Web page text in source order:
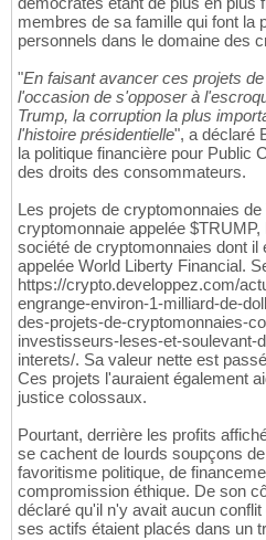
membres de sa famille qui font la
personnels dans le domaine des
"En faisant avancer ces projets
l'occasion de s'opposer à
Trump, la corruption la plus
l'histoire présidentielle", a déclaré
la politique financière pour Public
des droits des consommateurs.
Les projets de cryptomonnaies
cryptomonnaie appelée
société de cryptomonnaies dont il
appelée World Liberty Financial.
https://crypto.developpez.com/
engrange-environ-1-milliard-de-
des-projets-de-cryptomonnaies-
investisseurs-leses-et-soulevant-
interets/. Sa valeur nette est
Ces projets l'auraient également
justice colossaux.
Pourtant, derrière les profits
se cachent de lourds soupçons
favoritisme politique, de
compromission éthique. De son
déclaré qu'il n'y avait aucun
ses actifs étaient placés dans un